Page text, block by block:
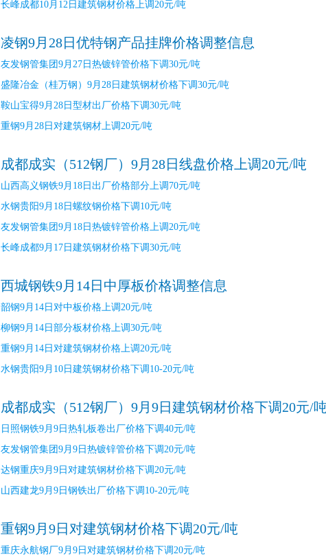
长峰成都10月12日建筑钢材价格上调20元/吨
凌钢9月28日优特钢产品挂牌价格调整信息
友发钢管集团9月27日热镀锌管价格下调30元/吨
盛隆冶金（桂万钢）9月28日建筑钢材价格下调30元/吨
鞍山宝得9月28日型材出厂价格下调30元/吨
重钢9月28日对建筑钢材上调20元/吨
成都成实（512钢厂）9月28日线盘价格上调20元/吨
山西高义钢铁9月18日出厂价格部分上调70元/吨
水钢贵阳9月18日螺纹钢价格下调10元/吨
友发钢管集团9月18日热镀锌管价格上调20元/吨
长峰成都9月17日建筑钢材价格下调30元/吨
西城钢铁9月14日中厚板价格调整信息
韶钢9月14日对中板价格上调20元/吨
柳钢9月14日部分板材价格上调30元/吨
重钢9月14日对建筑钢材价格上调20元/吨
水钢贵阳9月10日建筑钢材价格下调10-20元/吨
成都成实（512钢厂）9月9日建筑钢材价格下调20元/吨
日照钢铁9月9日热轧板卷出厂价格下调40元/吨
友发钢管集团9月9日热镀锌管价格下调20元/吨
达钢重庆9月9日对建筑钢材价格下调20元/吨
山西建龙9月9日钢铁出厂价格下调10-20元/吨
重钢9月9日对建筑钢材价格下调20元/吨
重庆永航钢厂9月9日对建筑钢材价格下调20元/吨